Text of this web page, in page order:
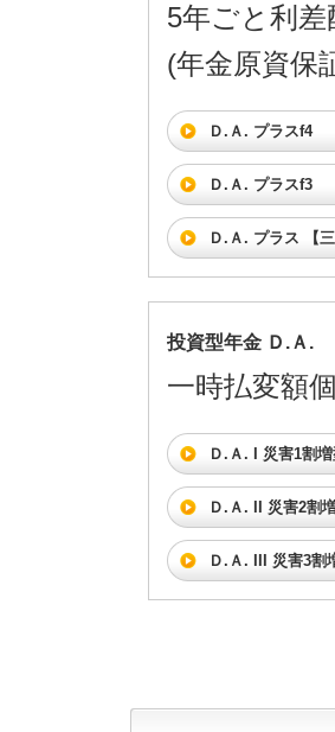
5年ごと利
(年金原資保
Ｄ.Ａ. プラスf4
Ｄ.Ａ. プラスf3
Ｄ.Ａ. プラス 【
投資型年金 Ｄ.Ａ.
一時払変額
Ｄ.Ａ. I 災害1割
Ｄ.Ａ. II 災害2割
Ｄ.Ａ. III 災害3割